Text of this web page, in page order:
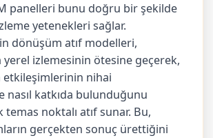
panelleri bunu doğru bir şekilde
yetenekleri sağlar.
dönüşüm atıf modelleri,
yerel izlemesinin ötesine geçerek,
etkileşimlerinin nihai
nasıl katkıda bulunduğunu
noktalı atıf sunar. Bu,
gerçekten sonuç ürettiğini